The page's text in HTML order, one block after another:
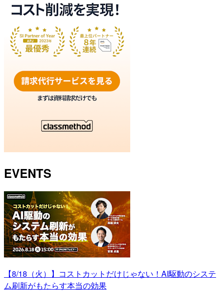
EVENTS
【8/18（火）】コストカットだけじゃない！AI駆動のシステ
ム刷新がもたらす本当の効果